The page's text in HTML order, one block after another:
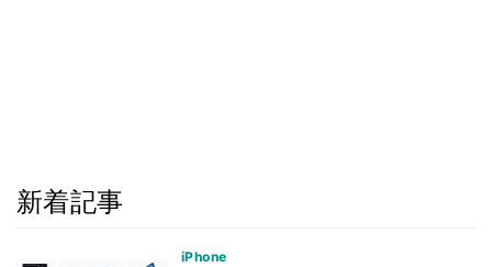
新着記事
iPhone